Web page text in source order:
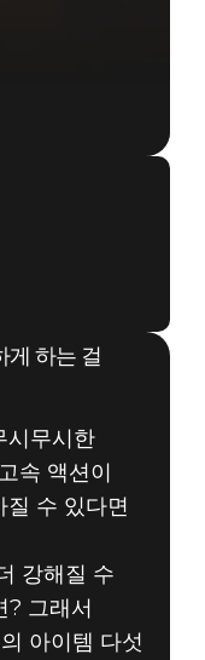
게 하는 걸
시무시한
속 액션이
수 있다면
강해질 수
? 그래서
아이템 다섯